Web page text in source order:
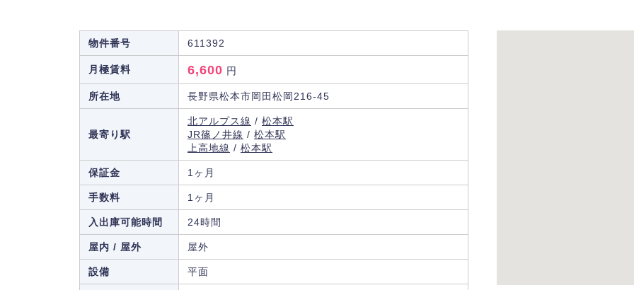
物件番号 611392
月極賃料 6,600 円
所在地 長野県松本市岡田松岡216-45
最寄り駅
北アルプス線 / 松本駅
JR篠ノ井線 / 松本駅
上高地線 / 松本駅
保証金 1ヶ月
手数料 1ヶ月
入出庫可能時間 24時間
屋内 / 屋外 屋外
設備 平面